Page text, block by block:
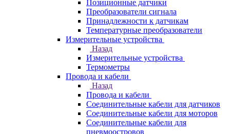
Позиционные датчики
Преобразователи сигнала
Принадлежности к датчикам
Температурные преобразователи
Измерительные устройства
Назад
Измерительные устройства
Термометры
Провода и кабели
Назад
Провода и кабели
Соединительные кабели для датчиков
Соединительные кабели для моторов
Соединительные кабели для
пневмоостровов